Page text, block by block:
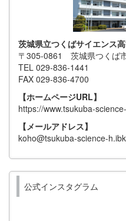
茨城県立つくばサイエンス
〒305-0861 茨城県つくば
TEL 029-836-1441
FAX 029-836-4700
【ホームページURL】
https://www.tsukuba-
【メールアドレス】
koho@tsukuba-science-
公式インスタグラム